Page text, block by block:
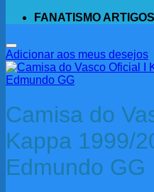
FANATISMO
Adicionar aos meus desejos
Camisa do
Kappa 1999/
Edmundo GG